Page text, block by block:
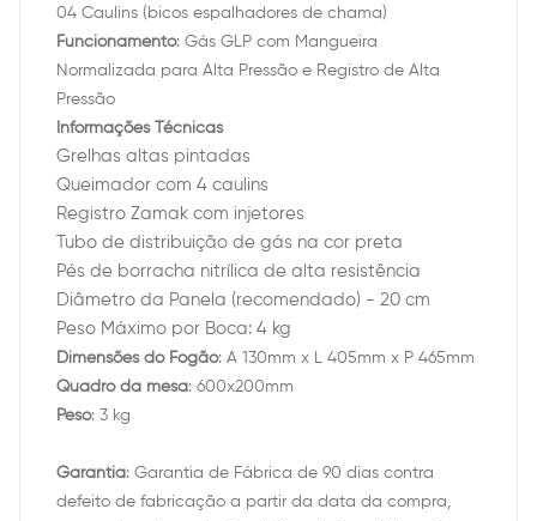
04 Caulins (bicos espalhadores de chama)
Funcionamento: Gás GLP com Mangueira
Normalizada para Alta Pressão e Registro de Alta
Pressão
Informações Técnicas
Grelhas altas pintadas
Queimador com 4 caulins
Registro Zamak com injetores
Tubo de distribuição de gás na cor preta
Pés de borracha nitrílica de alta resistência
Diâmetro da Panela (recomendado) - 20 cm
Peso Máximo por Boca: 4 kg
Dimensões do Fogão: A 130mm x L 405mm x P 465mm
Quadro da mesa: 600x200mm
Peso: 3 kg
Garantia: Garantia de Fábrica de 90 dias contra
defeito de fabricação a partir da data da compra,